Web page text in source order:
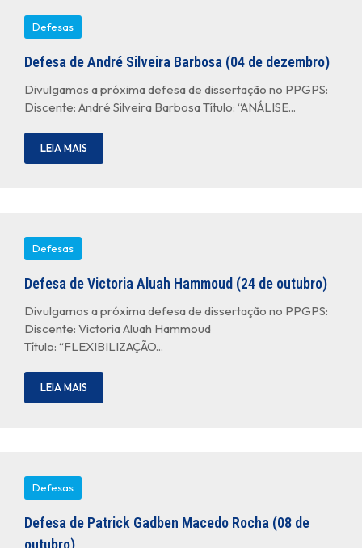
Defesas
Defesa de André Silveira Barbosa (04 de dezembro)
Divulgamos a próxima defesa de dissertação no PPGPS:
Discente: André Silveira Barbosa Título: “ANÁLISE...
LEIA MAIS
Defesas
Defesa de Victoria Aluah Hammoud (24 de outubro)
Divulgamos a próxima defesa de dissertação no PPGPS:
Discente: Victoria Aluah Hammoud
Título: “FLEXIBILIZAÇÃO...
LEIA MAIS
Defesas
Defesa de Patrick Gadben Macedo Rocha (08 de
outubro)